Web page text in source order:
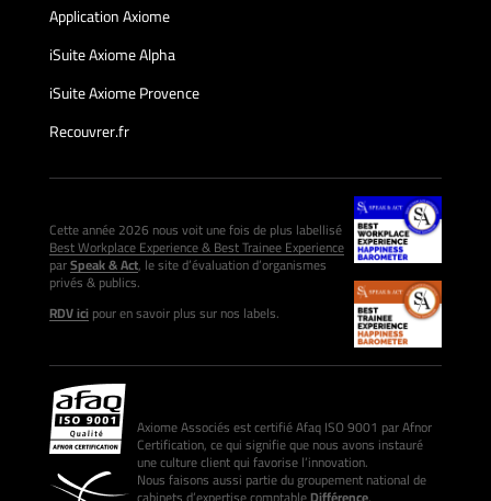
Application Axiome
iSuite Axiome Alpha
iSuite Axiome Provence
Recouvrer.fr
Cette année 2026 nous voit une fois de plus labellisé
Best Workplace Experience & Best Trainee Experience
parSpeak & Act, le site d’évaluation d’organismes
privés & publics.
RDV icipour en savoir plus sur nos labels.
Axiome Associés est certifié Afaq ISO 9001 par Afnor
Certification, ce qui signifie que nous avons instauré
une culture client qui favorise l’innovation.
Nous faisons aussi partie du groupement national de